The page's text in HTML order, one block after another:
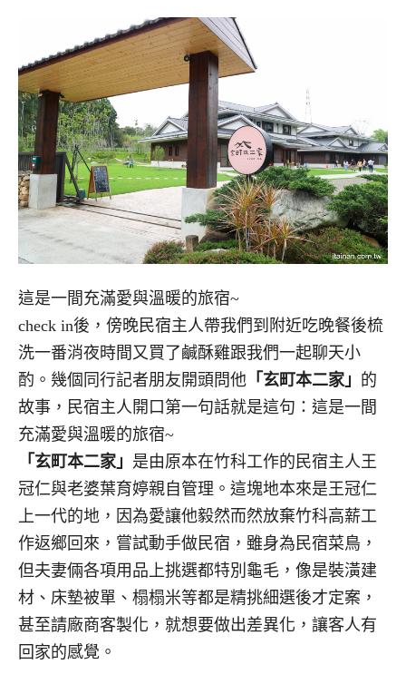
這是一間充滿愛與溫暖的旅宿~
check in後，傍晚民宿主人帶我們到附近吃晚餐後梳
洗一番消夜時間又買了鹹酥雞跟我們一起聊天小
酌。幾個同行記者朋友開頭問他 「玄町本二家」 的
故事，民宿主人開口第一句話就是這句：這是一間
充滿愛與溫暖的旅宿~
「玄町本二家」 是由原本在竹科工作的民宿主人王
冠仁與老婆葉育婷親自管理。這塊地本來是王冠仁
上一代的地，因為愛讓他毅然而然放棄竹科高薪工
作返鄉回來，嘗試動手做民宿，雖身為民宿菜鳥，
但夫妻倆各項用品上挑選都特別龜毛，像是裝潢建
材、床墊被單、榻榻米等都是精挑細選後才定案，
甚至請廠商客製化，就想要做出差異化，讓客人有
回家的感覺。